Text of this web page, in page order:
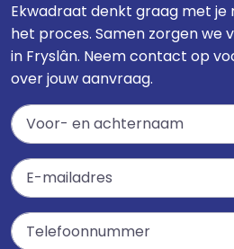
Ekwadraat denkt graag met je
het proces. Samen zorgen we
in Fryslân. Neem contact op
over jouw aanvraag.